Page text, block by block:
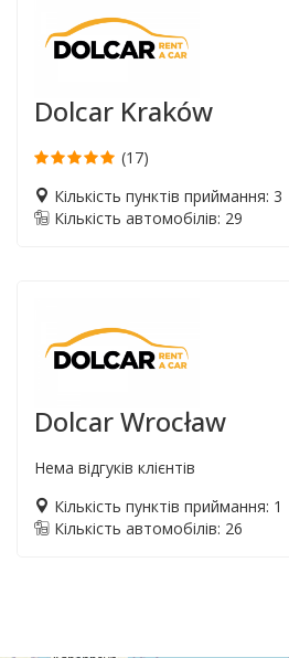
Dolcar Kraków
(17)
Кількість пунктів приймання: 3
Кількість автомобілів: 29
Dolcar Wrocław
Нема відгуків клієнтів
Кількість пунктів приймання: 1
Кількість автомобілів: 26